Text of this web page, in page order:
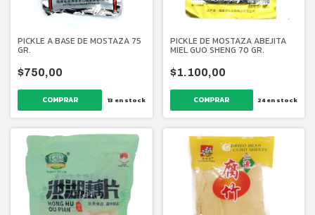
PICKLE A BASE DE MOSTAZA 75
GR.
$750,00
13 en stock
PICKLE DE MOSTAZA ABEJITA
MIEL GUO SHENG 70 GR.
$1.100,00
24en stock